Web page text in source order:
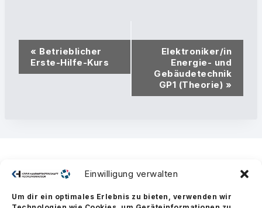
Einwilligung verwalten
Um dir ein optimales Erlebnis zu bieten, verwenden wir
Veranstaltung-
Navigation
« Betrieblicher
Erste-Hilfe-Kurs
Elektroniker/in
Energie- und
Gebäudetechnik
GP1 (Theorie) »